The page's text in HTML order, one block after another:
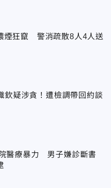
煙狂竄 警消疏散8人4人送
欽疑涉貪！遭檢調帶回約談
醫療暴力 男子嫌診斷書